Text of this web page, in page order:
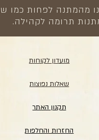
מהמתנה לפחות כמו
תרומה לקהילה.
מועדון לקוחות
שאלות נפוצות
תקנון האתר
החזרות והחלפות